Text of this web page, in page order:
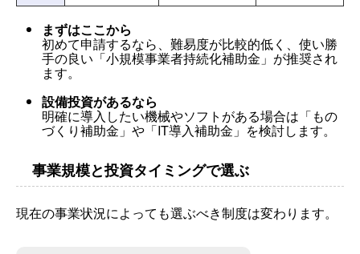
まずはここから
初めて申請するなら、難易度が比較的低く、使い勝
手の良い「小規模事業者持続化補助金」が推奨され
ます。
設備投資があるなら
明確に導入したい機械やソフトがある場合は「もの
づくり補助金」や「IT導入補助金」を検討します。
事業規模と投資タイミングで選ぶ
現在の事業状況によっても選ぶべき制度は変わります。